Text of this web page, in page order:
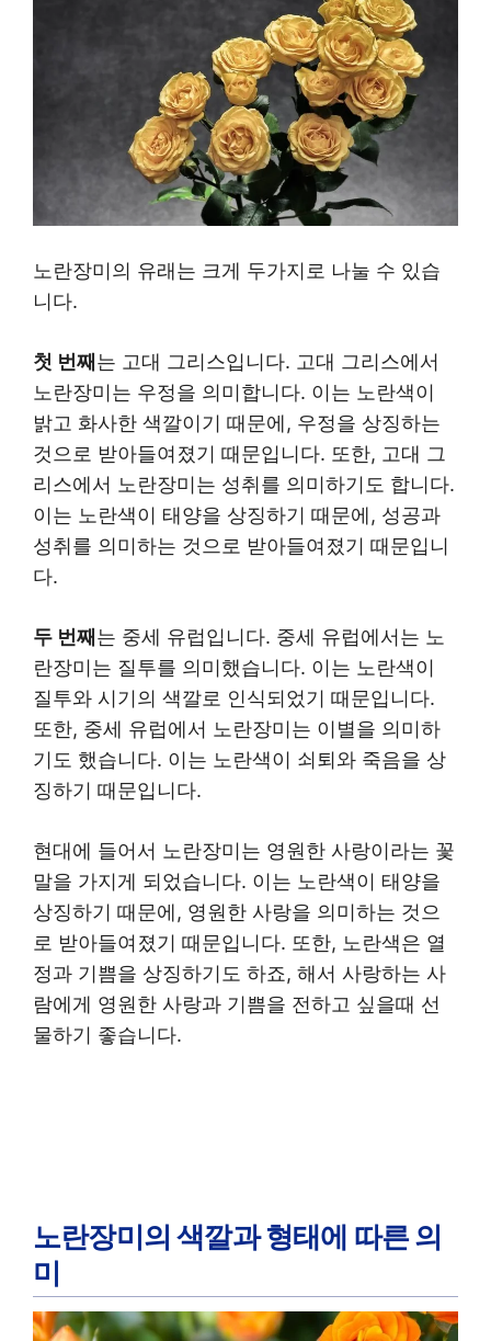
노란장미의 유래는 크게 두가지로 나눌 수 있습
니다.
첫 번째 는 고대 그리스입니다. 고대 그리스에서
노란장미는 우정을 의미합니다. 이는 노란색이
밝고 화사한 색깔이기 때문에, 우정을 상징하는
것으로 받아들여졌기 때문입니다. 또한, 고대 그
리스에서 노란장미는 성취를 의미하기도 합니다.
이는 노란색이 태양을 상징하기 때문에, 성공과
성취를 의미하는 것으로 받아들여졌기 때문입니
다.
두 번째 는 중세 유럽입니다. 중세 유럽에서는 노
란장미는 질투를 의미했습니다. 이는 노란색이
질투와 시기의 색깔로 인식되었기 때문입니다.
또한, 중세 유럽에서 노란장미는 이별을 의미하
기도 했습니다. 이는 노란색이 쇠퇴와 죽음을 상
징하기 때문입니다.
현대에 들어서 노란장미는 영원한 사랑이라는 꽃
말을 가지게 되었습니다. 이는 노란색이 태양을
상징하기 때문에, 영원한 사랑을 의미하는 것으
로 받아들여졌기 때문입니다. 또한, 노란색은 열
정과 기쁨을 상징하기도 하죠, 해서 사랑하는 사
람에게 영원한 사랑과 기쁨을 전하고 싶을때 선
물하기 좋습니다.
노란장미의 색깔과 형태에 따른 의
미